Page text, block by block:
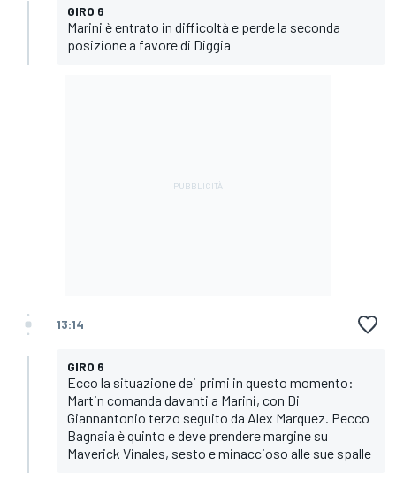
GIRO 6
Marini è entrato in difficoltà e perde la seconda
posizione a favore di Diggia
13:14
GIRO 6
Ecco la situazione dei primi in questo momento:
Martin comanda davanti a Marini, con Di
Giannantonio terzo seguito da Alex Marquez. Pecco
Bagnaia è quinto e deve prendere margine su
Maverick Vinales, sesto e minaccioso alle sue spalle